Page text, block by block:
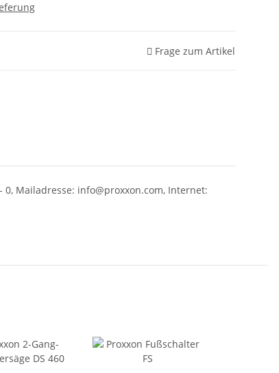
Frage zum Artikel
0, Mailadresse: info@proxxon.com, Internet: